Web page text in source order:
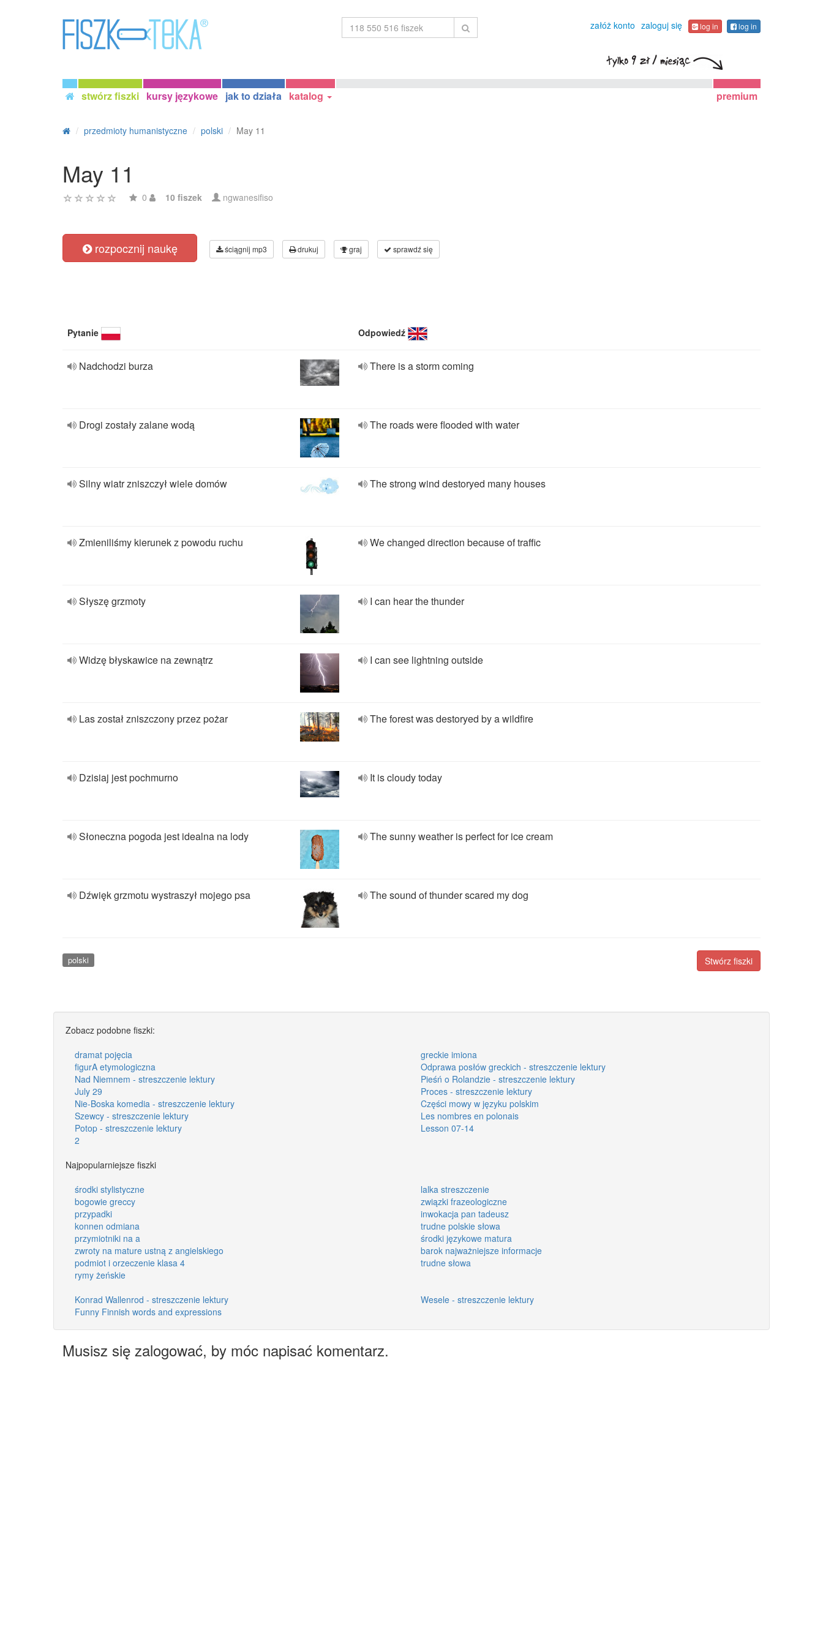
załóż konto zaloguj się log in log in
stwórz fiszki kursy językowe jak to działa katalog premium
przedmioty humanistyczne polski May 11
May 11
0 10 fiszek ngwanesifiso
rozpocznij naukę ściągnij mp3 drukuj graj sprawdź się
Pytanie Odpowiedź
Nadchodzi burza There is a storm coming
Drogi zostały zalane wodą The roads were flooded with water
Silny wiatr zniszczył wiele domów The strong wind destoryed many houses
Zmieniliśmy kierunek z powodu ruchu We changed direction because of traffic
Słyszę grzmoty I can hear the thunder
Widzę błyskawice na zewnątrz I can see lightning outside
Las został zniszczony przez pożar The forest was destoryed by a wildfire
Dzisiaj jest pochmurno It is cloudy today
Słoneczna pogoda jest idealna na lody The sunny weather is perfect for ice cream
Dźwięk grzmotu wystraszył mojego psa The sound of thunder scared my dog
Stwórz fiszki
polski
Zobacz podobne fiszki:
dramat pojęcia
greckie imiona
figurA etymologiczna
Odprawa posłów greckich - streszczenie lektury
Nad Niemnem - streszczenie lektury
Pieśń o Rolandzie - streszczenie lektury
July 29
Proces - streszczenie lektury
Nie-Boska komedia - streszczenie lektury
Części mowy w języku polskim
Szewcy - streszczenie lektury
Les nombres en polonais
Potop - streszczenie lektury
Lesson 07-14
2
Najpopularniejsze fiszki
środki stylistyczne
lalka streszczenie
bogowie greccy
związki frazeologiczne
przypadki
inwokacja pan tadeusz
konnen odmiana
trudne polskie słowa
przymiotniki na a
środki językowe matura
zwroty na mature ustną z angielskiego
barok najważniejsze informacje
podmiot i orzeczenie klasa 4
trudne słowa
rymy żeńskie
Konrad Wallenrod - streszczenie lektury
Wesele - streszczenie lektury
Funny Finnish words and expressions
Musisz się zalogować, by móc napisać komentarz.